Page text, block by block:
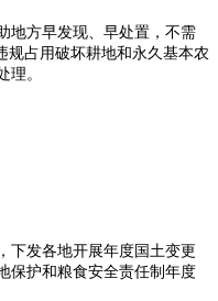
地方早发现、早处置，不需
规占用破坏耕地和永久基本农
理。
下发各地开展年度国土变更
保护和粮食安全责任制年度